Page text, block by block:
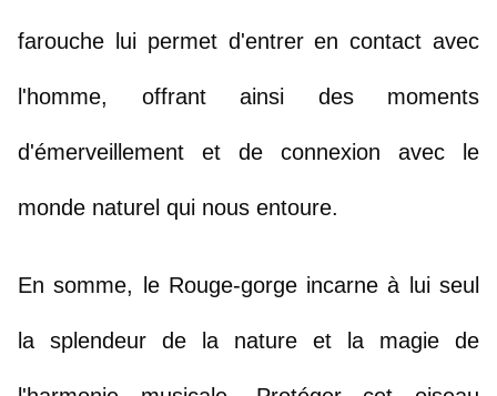
farouche lui permet d'entrer en contact avec
l'homme, offrant ainsi des moments
d'émerveillement et de connexion avec le
monde naturel qui nous entoure.
En somme, le Rouge-gorge incarne à lui seul
la splendeur de la nature et la magie de